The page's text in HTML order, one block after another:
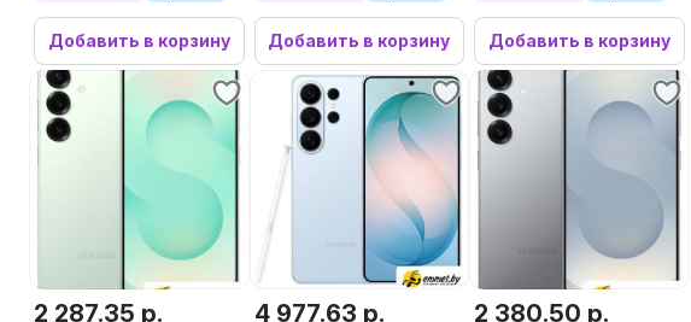
Добавить в корзину Добавить в корзину Добавить в корзину
2 287.35 р. 4 977.63 р. 2 380.50 р.